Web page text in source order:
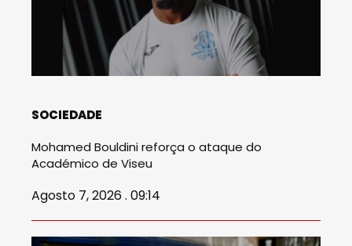
SOCIEDADE
Mohamed Bouldini reforça o ataque do
Académico de Viseu
Agosto 7, 2026 . 09:14